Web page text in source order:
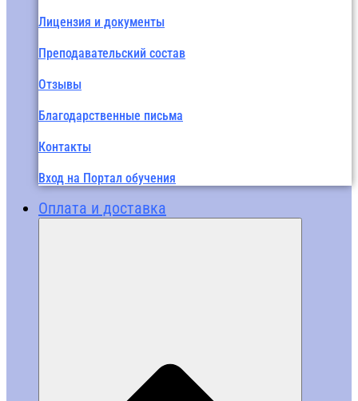
Лицензия и документы
Преподавательский состав
Отзывы
Благодарственные письма
Контакты
Вход на Портал обучения
Оплата и доставка